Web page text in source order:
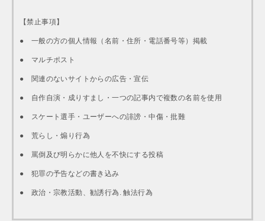
【禁止事項】
● 一般の方の個人情報（名前・住所・電話番号等）掲載
● マルチポスト
● 関連のないサイトからの広告・宣伝
● 自作自演・成りすまし・一つの記事内で複数の名前を使用
● スケート選手・ユーザーへの誹謗・中傷・批難
● 荒らし・煽り行為
● 罵倒及び明らかに他人を不快にする投稿
● 犯罪の予告などの書き込み
● 政治・宗教活動、勧誘行為. 触法行為